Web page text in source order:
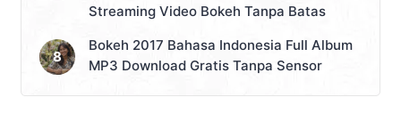
Streaming Video Bokeh Tanpa Batas
Bokeh 2017 Bahasa Indonesia Full Album
MP3 Download Gratis Tanpa Sensor